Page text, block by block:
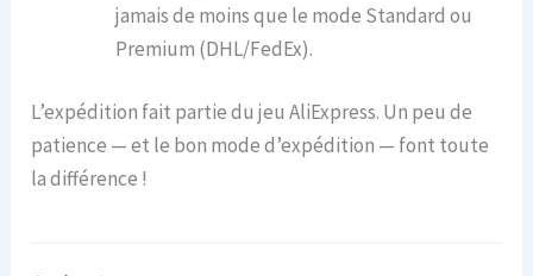
jamais de moins que le mode Standard ou
Premium (DHL/FedEx).
L’expédition fait partie du jeu AliExpress. Un peu de
patience — et le bon mode d’expédition — font toute
la différence !